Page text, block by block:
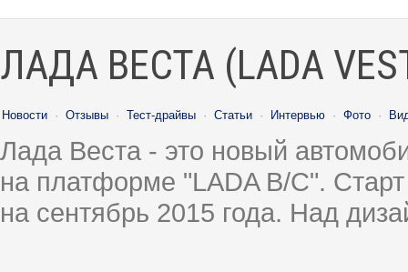
ЛАДА ВЕСТА (LADA
Новости · Отзывы · Тест-драйвы · Статьи · Интервью · Фото ·
Лада Веста - это новый
на платформе "LADA B/C".
на сентябрь 2015 года. Над